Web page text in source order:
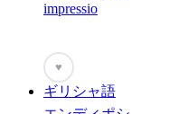
impressio
♥
ギリシャ語